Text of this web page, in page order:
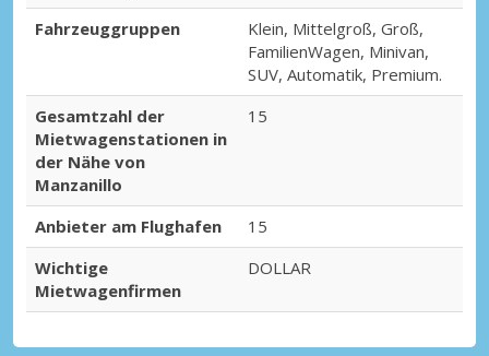
Fahrzeuggruppen
Klein, Mittelgroß, Groß,
FamilienWagen, Minivan,
SUV, Automatik, Premium.
Gesamtzahl der
Mietwagenstationen in
der Nähe von
Manzanillo
15
Anbieter am Flughafen
15
Wichtige
Mietwagenfirmen
DOLLAR